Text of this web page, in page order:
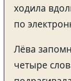
ходила
по
Лёва
четыре